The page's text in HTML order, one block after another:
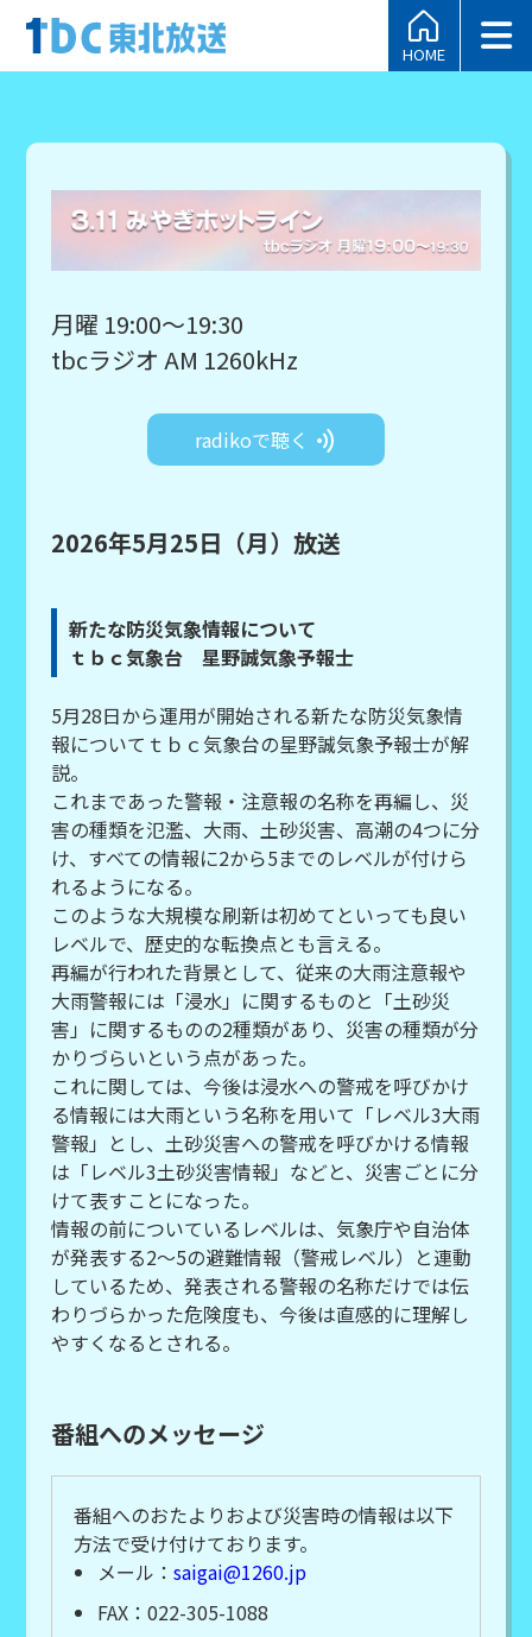
HOME
月曜 19:00～19:30
tbcラジオ AM 1260kHz
radikoで聴く
2026年5月25日（月）放送
新たな防災気象情報について
ｔｂｃ気象台 星野誠気象予報士
5月28日から運用が開始される新たな防災気象情
報についてｔｂｃ気象台の星野誠気象予報士が解
説。
これまであった警報・注意報の名称を再編し、災
害の種類を氾濫、大雨、土砂災害、高潮の4つに分
け、すべての情報に2から5までのレベルが付けら
れるようになる。
このような大規模な刷新は初めてといっても良い
レベルで、歴史的な転換点とも言える。
再編が行われた背景として、従来の大雨注意報や
大雨警報には「浸水」に関するものと「土砂災
害」に関するものの2種類があり、災害の種類が分
かりづらいという点があった。
これに関しては、今後は浸水への警戒を呼びかけ
る情報には大雨という名称を用いて「レベル3大雨
警報」とし、土砂災害への警戒を呼びかける情報
は「レベル3土砂災害情報」などと、災害ごとに分
けて表すことになった。
情報の前についているレベルは、気象庁や自治体
が発表する2〜5の避難情報（警戒レベル）と連動
しているため、発表される警報の名称だけでは伝
わりづらかった危険度も、今後は直感的に理解し
やすくなるとされる。
番組へのメッセージ
番組へのおたよりおよび災害時の情報は以下
方法で受け付けております。
メール： saigai@1260.jp
FAX：022-305-1088